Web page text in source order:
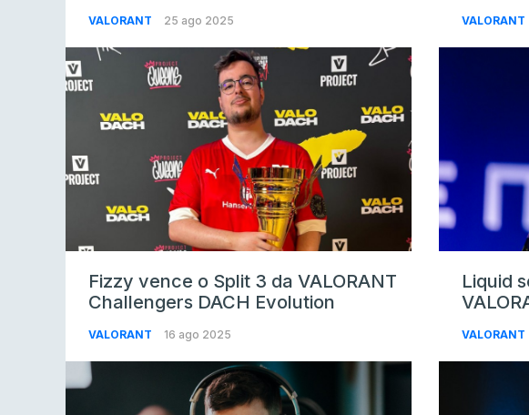
VALORANT 25 ago 2025 VALORANT
Fizzy vence o Split 3 da VALORANT
Challengers DACH Evolution
VALORANT 16 ago 2025
Liquid
VALORANT